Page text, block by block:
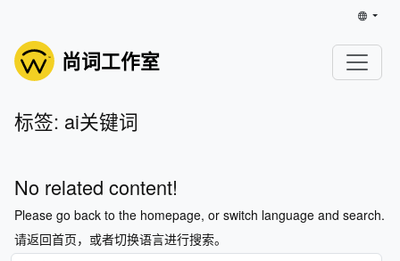
尚词工作室
标签: ai关键词
No related content!
Please go back to the homepage, or switch language and search.
请返回首页，或者切换语言进行搜索。